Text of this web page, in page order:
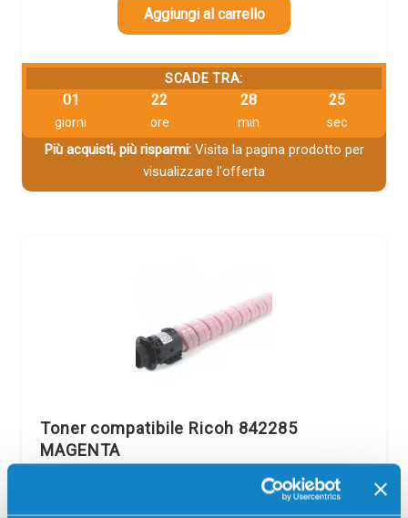
Aggiungi al carrello
SCADE TRA:
01
giorni
22
ore
28
min
25
sec
Più acquisti, più risparmi:Visita la pagina prodotto per
visualizzare l'offerta
Toner compatibile Ricoh 842285
MAGENTA